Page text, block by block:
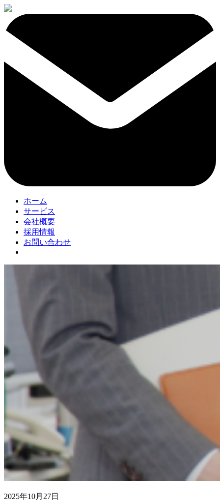
ホーム
サービス
会社概要
採用情報
お問い合わせ
2025年10月27日